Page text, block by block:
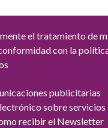
el tratamiento de
con la
publicitarias
sobre servicios
recibir el Newsletter